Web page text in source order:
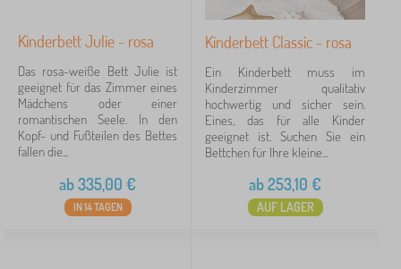
Kinderbett Julie - rosa
Das rosa-weiße Bett Julie ist
geeignet für das Zimmer eines
Mädchens oder einer
romantischen Seele. In den
Kopf- und Fußteilen des Bettes
fallen die...
ab335,00 €
IN 14 TAGEN
Kinderbett Classic - rosa
Ein Kinderbett muss im
Kinderzimmer qualitativ
hochwertig und sicher sein.
Eines, das für alle Kinder
geeignet ist. Suchen Sie ein
Bettchen für Ihre kleine...
ab253,10 €
AUF LAGER